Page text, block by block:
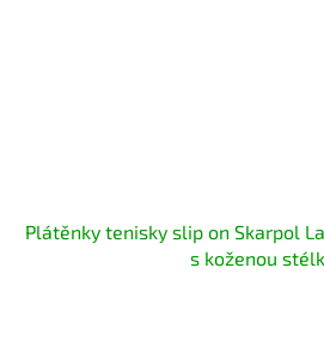
Plátěnky tenisky slip on Skarpol
s koženou